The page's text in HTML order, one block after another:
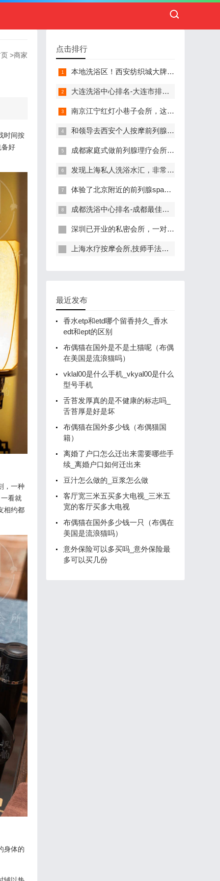
>商家
时间按
备好
，一种
看就
相约都
身体的
点击排行
本地洗浴区！西安纺织城大牌精英男子会馆.让你不负此行（新项目)）
大连洗浴中心排名-大连市排名前十的洗浴中心盘点
南京江宁红灯小巷子会所，这里您来了就不想走
和领导去西安个人按摩前列腺私人养生馆，体验一次最舒心的感受
成都家庭式做前列腺理疗会所,按摩按得特别舒服，放松减压的好地方
发现上海私人洗浴水汇，非常值得推荐的一个休闲场所
体验了北京附近的前列腺spa养生馆，刚体验完就忍不住分享出来
成都洗浴中心排名-成都最佳洗浴中心TOP10排名
深圳已开业的私密会所，一对一服务，保证给你带来绝佳体验
上海水疗按摩会所,技师手法专业，休闲度假的好去处
最近发布
香水etp和etd哪个留香持久_香水
edt和ept的区别
布偶猫在国外是不是土猫呢（布偶
在美国是流浪猫吗）
vklal00是什么手机_vkyal00是什么
型号手机
舌苔发厚真的是不健康的标志吗_
舌苔厚是好是坏
布偶猫在国外多少钱（布偶猫国
籍）
离婚了户口怎么迁出来需要哪些手
续_离婚户口如何迁出来
豆汁怎么做的_豆浆怎么做
客厅宽三米五买多大电视_三米五
宽的客厅买多大电视
布偶猫在国外多少钱一只（布偶在
美国是流浪猫吗）
意外保险可以多买吗_意外保险最
多可以买几份